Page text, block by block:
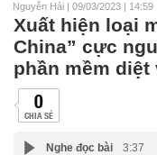
Nguyễn Hải | 09/03/2023 | 14:59
Xuất hiện loại
China” cực
phần mềm diệt
0
CHIA SẺ
Nghe đọc bài 3:37